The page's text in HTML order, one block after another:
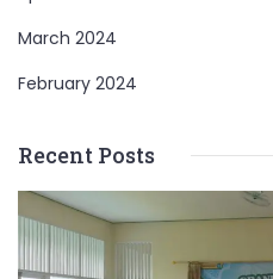
March 2024
February 2024
Recent Posts